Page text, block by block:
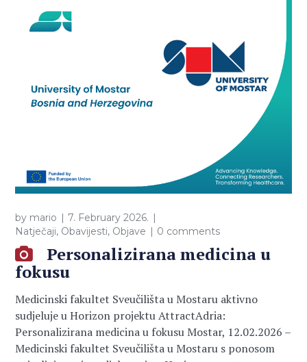
by mario
7. February 2026.
Natječaji, Obavijesti, Objave 0 comments
Personalizirana medicina u
fokusu
Medicinski fakultet Sveučilišta u Mostaru aktivno
sudjeluje u Horizon projektu AttractAdria:
Personalizirana medicina u fokusu Mostar, 12.02.2026 –
Medicinski fakultet Sveučilišta u Mostaru s ponosom